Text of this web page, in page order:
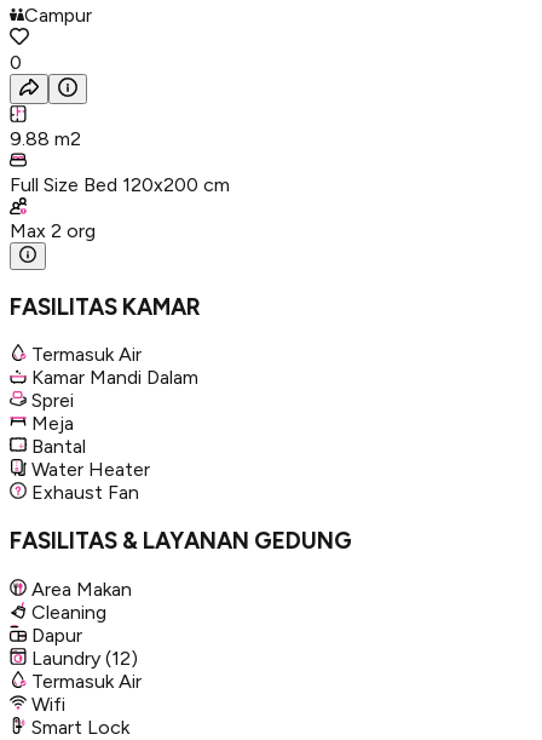
Campur
0
9.88 m2
Full Size Bed 120x200 cm
Max 2 org
FASILITAS KAMAR
Termasuk Air
Kamar Mandi Dalam
Sprei
Meja
Bantal
Water Heater
Exhaust Fan
FASILITAS & LAYANAN GEDUNG
Area Makan
Cleaning
Dapur
Laundry (12)
Termasuk Air
Wifi
Smart Lock